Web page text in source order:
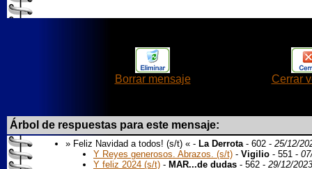
Borrar mensaje Cerrar
Árbol de respuestas para este mensaje:
» Feliz Navidad a todos! (s/t) « - La Derrota- 602 - 25/12/
Y Reyes generosos. Abrazos. (s/t) - Vigilio - 551 -
Y feliz 2024 (s/t) - MAR...de dudas - 562 - 29/12/